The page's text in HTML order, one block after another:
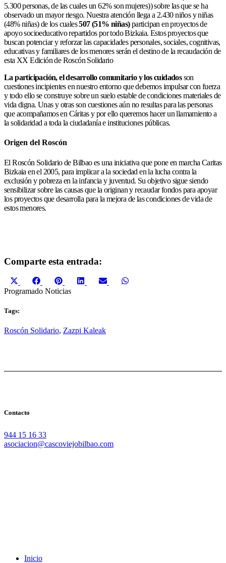
5.300 personas, de las cuales un 62% son mujeres)) sobre las que se ha
observado un mayor riesgo. Nuestra atención llega a 2.430 niños y niñas
(48% niñas) de los cuales507 (51% niñas)participan en proyectos de
apoyo socioeducativo repartidos por todo Bizkaia. Estos proyectos que
buscan potenciar y reforzar las capacidades personales, sociales, cognitivas,
educativas y familiares de los menores serán el destino de la recaudación de
esta XX Edición de Roscón Solidario
La participación, el desarrollo comunitario y los cuidadosson
cuestiones incipientes en nuestro entorno que debemos impulsar con fuerza
y todo ello se construye sobre un suelo estable de condiciones materiales de
vida digna. Unas y otras son cuestiones aún no resultas para las personas
que acompañamos en Cáritas y por ello queremos hacer un llamamiento a
la solidaridad a toda la ciudadanía e instituciones públicas.
Origen del Roscón
El Roscón Solidario de Bilbao es una iniciativa que pone en marcha Caritas
Bizkaia en el 2005, para implicar a la sociedad en la lucha contra la
exclusión y pobreza en la infancia y juventud. Su objetivo sigue siendo
sensibilizar sobre las causas que la originan y recaudar fondos para apoyar
los proyectos que desarrolla para la mejora de las condiciones de vida de
estos menores.
Comparte esta entrada:
Compartir
en
(Twitter)
Compartir
en
FacebookCompartir
en
Pinterest Compartir
LinkedInCompartir
Email
Programado Noticias
Tags:
Roscón Solidario, Zazpi Kaleak
Contacto
944 15 16 33
asociacion@cascoviejobilbao.com
Inicio